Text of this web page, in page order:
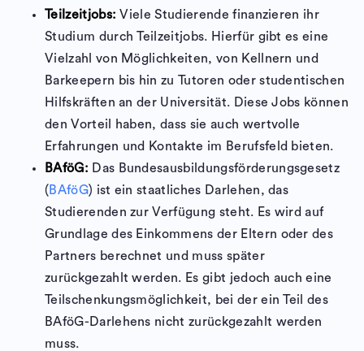
Teilzeitjobs: Viele Studierende finanzieren ihr
Studium durch Teilzeitjobs. Hierfür gibt es eine
Vielzahl von Möglichkeiten, von Kellnern und
Barkeepern bis hin zu Tutoren oder studentischen
Hilfskräften an der Universität. Diese Jobs können
den Vorteil haben, dass sie auch wertvolle
Erfahrungen und Kontakte im Berufsfeld bieten.
BAföG: Das Bundesausbildungsförderungsgesetz
( BAföG) ist ein staatliches Darlehen, das
Studierenden zur Verfügung steht. Es wird auf
Grundlage des Einkommens der Eltern oder des
Partners berechnet und muss später
zurückgezahlt werden. Es gibt jedoch auch eine
Teilschenkungsmöglichkeit, bei der ein Teil des
BAföG-Darlehens nicht zurückgezahlt werden
muss.